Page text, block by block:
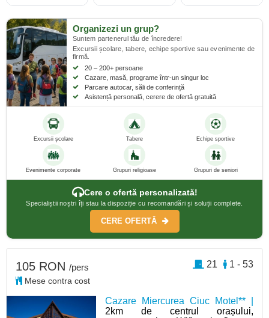
Organizezi un grup?
Suntem partenerul tău de încredere!
Excursii școlare, tabere, echipe sportive sau evenimente de
firmă.
20 – 200+ persoane
Cazare, masă, programe într-un singur loc
Parcare autocar, săli de conferință
Asistență personală, cerere de ofertă gratuită
Excursii școlare Tabere Echipe sportive
Evenimente corporate Grupuri religioase Grupuri de seniori
Cere o ofertă personalizată!
Specialiștii noștri îți stau la dispoziție cu recomandări și soluții complete.
CERE OFERTĂ
Cazare Miercurea Ciuc Motel** |
2km de centrul orașului,
105 RON /pers
Mese contra cost
1 - 53
21